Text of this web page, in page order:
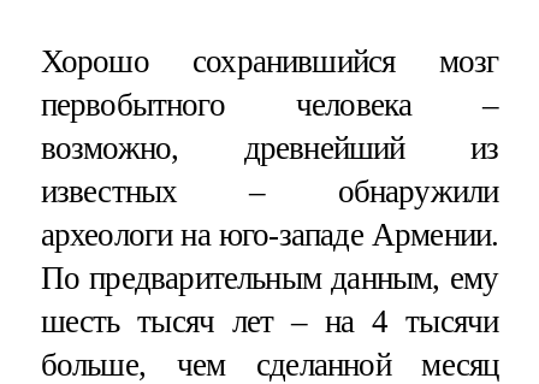
Хорошо сохранившийся мозг
первобытного человека –
возможно, древнейший из
известных – обнаружили
археологи на юго-западе Армении.
По предварительным данным, ему
шесть тысяч лет – на 4 тысячи
больше, чем сделанной месяц